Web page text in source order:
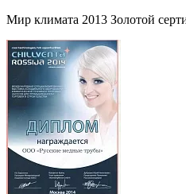
Мир климата 2013 Золотой